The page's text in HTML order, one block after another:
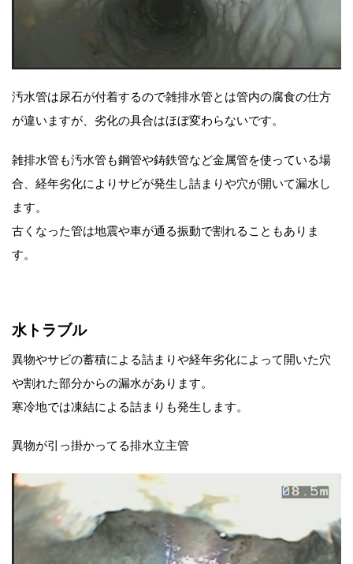
汚水管は尿石が付着するので雑排水管とは管内の腐食の仕方
が違いますが、劣化の具合はほぼ変わらないです。
雑排水管も汚水管も鋼管や鋳鉄管など金属管を使っている場
合、経年劣化によりサビが発生し詰まりや穴が開いて漏水し
ます。
古くなった管は地震や車が通る振動で割れることもありま
す。
水トラブル
異物やサビの蓄積による詰まりや経年劣化によって開いた穴
や割れた部分からの漏水があります。
寒冷地では凍結による詰まりも発生します。
異物が引っ掛かってる排水立主管